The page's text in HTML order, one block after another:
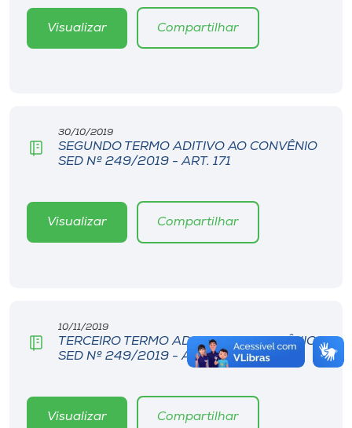
Visualizar Compartilhar
30/10/2019
SEGUNDO TERMO ADITIVO AO CONVÊNIO
SED Nº 249/2019 - ART. 171
Visualizar Compartilhar
10/11/2019
TERCEIRO TERMO ADITIVO AO CONVÊNIO
SED Nº 249/2019 - ART. 171
Visualizar Compartilhar